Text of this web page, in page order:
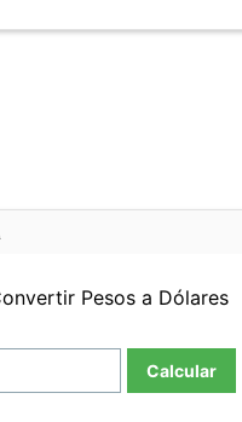
Pesos a Dólares
Calcular